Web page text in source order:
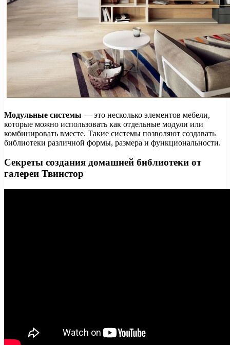
Модульные системы — это несколько элементов мебели,
которые можно использовать как отдельные модули или
комбинировать вместе. Такие системы позволяют создавать
библиотеки различной формы, размера и функциональности.
Секреты создания домашней библиотеки от
галереи Твинстор